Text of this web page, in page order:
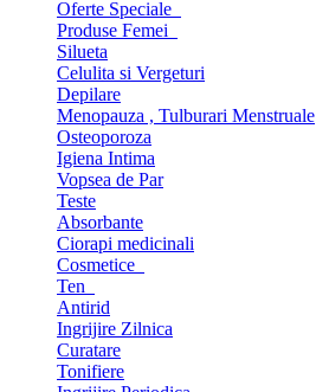
Oferte Speciale
Produse Femei
Silueta
Celulita si Vergeturi
Depilare
Menopauza , Tulburari Menstruale
Osteoporoza
Igiena Intima
Vopsea de Par
Teste
Absorbante
Ciorapi medicinali
Cosmetice
Ten
Antirid
Ingrijire Zilnica
Curatare
Tonifiere